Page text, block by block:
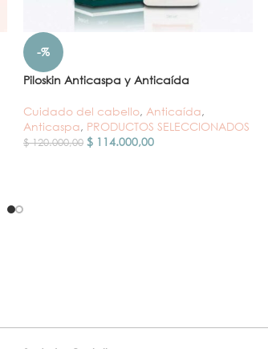
-%
Piloskin Anticaspa y Anticaída
Cuidado del cabello, Anticaída,
Anticaspa, PRODUCTOS SELECCIONADOS
$120.000,00 $ 114.000,00